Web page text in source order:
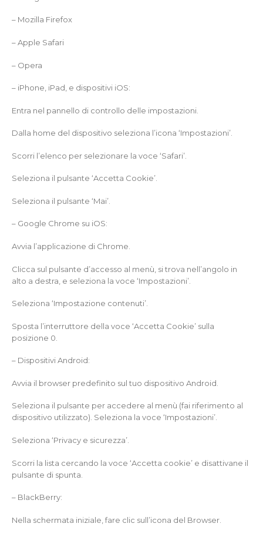
– Mozilla Firefox
– Apple Safari
– Opera
– iPhone, iPad, e dispositivi iOS:
Entra nel pannello di controllo delle impostazioni.
Dalla home del dispositivo seleziona l’icona ‘Impostazioni’.
Scorri l’elenco per selezionare la voce ‘Safari’.
Seleziona il pulsante ‘Accetta Cookie’.
Seleziona il pulsante ‘Mai’.
– Google Chrome su iOS:
Avvia l’applicazione di Chrome.
Clicca sul pulsante d’accesso al menù, si trova nell’angolo in
alto a destra, e seleziona la voce ‘Impostazioni’.
Seleziona ‘Impostazione contenuti’.
Sposta l’interruttore della voce ‘Accetta Cookie’ sulla
posizione 0.
– Dispositivi Android:
Avvia il browser predefinito sul tuo dispositivo Android.
Seleziona il pulsante per accedere al menù (fai riferimento al
dispositivo utilizzato). Seleziona la voce ‘Impostazioni’.
Seleziona ‘Privacy e sicurezza’.
Scorri la lista cercando la voce ‘Accetta cookie’ e disattivane il
pulsante di spunta.
– BlackBerry:
Nella schermata iniziale, fare clic sull’icona del Browser.